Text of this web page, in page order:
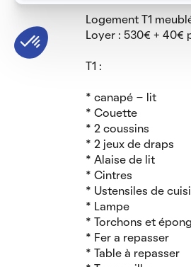
Logement T1
Loyer : 530€ + 40€
T1 :
* canapé - lit
* Couette
* 2 coussins
* 2 jeux de draps
* Alaise de lit
* Cintres
* Ustensiles de
* Lampe
* Torchons et
* Fer a repasser
* Table à repasser